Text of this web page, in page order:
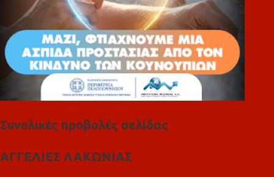
Συνολικές προβολές σελίδας
ΑΓΓΕΛΙΕΣ ΛΑΚΩΝΙΑΣ